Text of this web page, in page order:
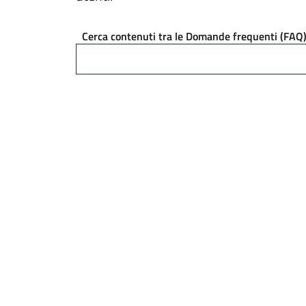
Cerca contenuti tra le Domande frequenti (FAQ)